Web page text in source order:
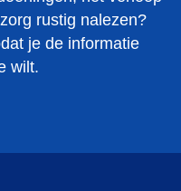
rustig nalezen?
je de informatie
wilt.